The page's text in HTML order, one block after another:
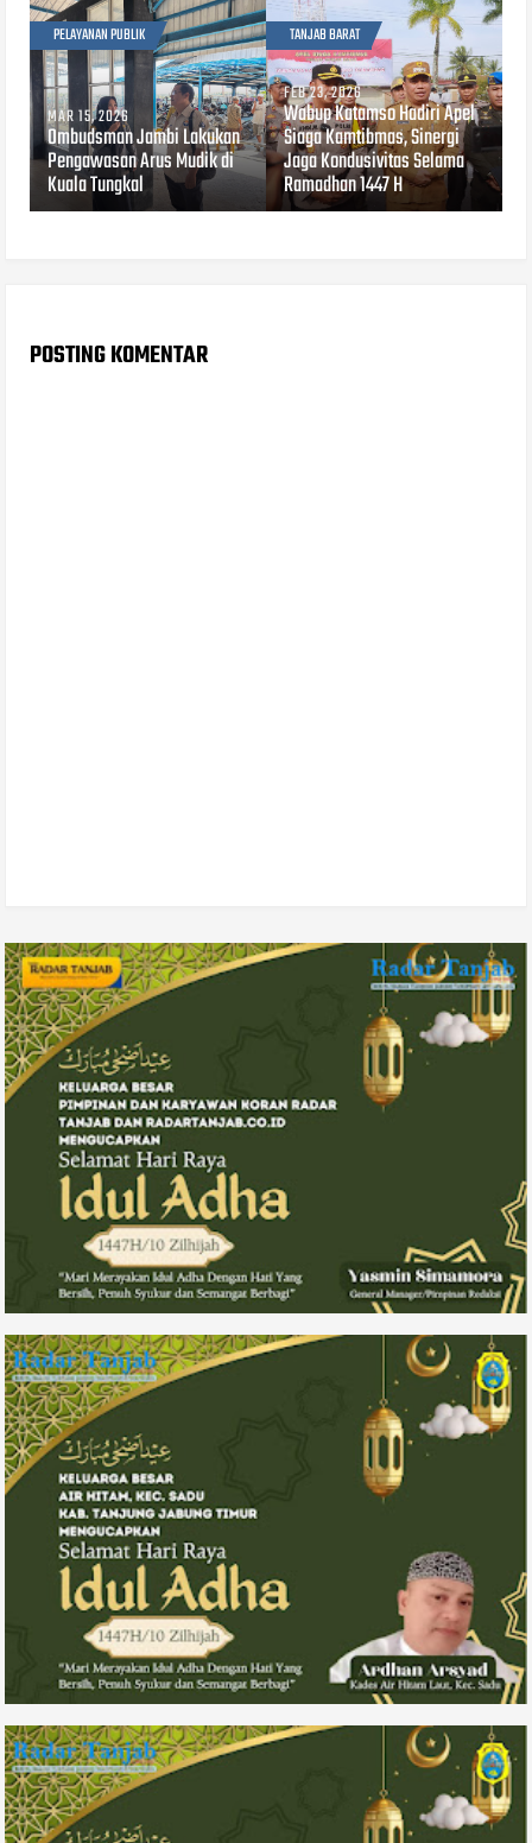
PELAYANAN PUBLIK
MAR 15, 2026
Ombudsman Jambi Lakukan
Pengawasan Arus Mudik di
Kuala Tungkal
TANJAB BARAT
FEB 23, 2026
Wabup Katamso Hadiri Apel
Siaga Kamtibmas, Sinergi
Jaga Kondusivitas Selama
Ramadhan 1447 H
POSTING KOMENTAR